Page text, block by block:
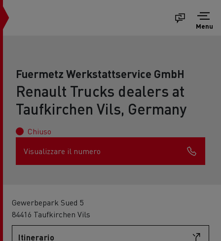
Menu
Fuermetz Werkstattservice GmbH
Renault Trucks dealers at
Taufkirchen Vils, Germany
Chiuso
Visualizzare il numero
Gewerbepark Sued 5
84416 Taufkirchen Vils
Itinerario